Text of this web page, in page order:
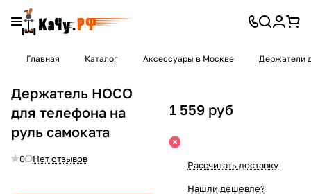
Главная Каталог Аксессуары в Москве Держатели
Держатель HOCO
для телефона на
руль самоката
0 Нет отзывов
1 559 руб
Рассчитать доставку
Нашли дешевле?